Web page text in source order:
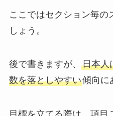
ここではセクション毎の
しょう。
後で書きますが、 日本人
数を落としやすい傾向に